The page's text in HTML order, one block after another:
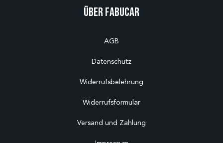
Über Fabucar
AGB
Datenschutz
Widerrufsbelehrung
Widerrufsformular
Versand und Zahlung